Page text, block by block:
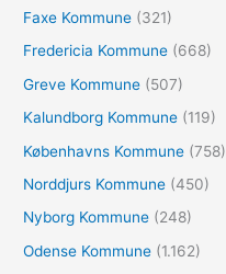
rFaxe Kommune (321)
Fredericia Kommune (668)
Greve Kommune (507)
Kalundborg Kommune (119)
Københavns Kommune (758)
Norddjurs Kommune (450)
Nyborg Kommune (248)
Odense Kommune (1.162)